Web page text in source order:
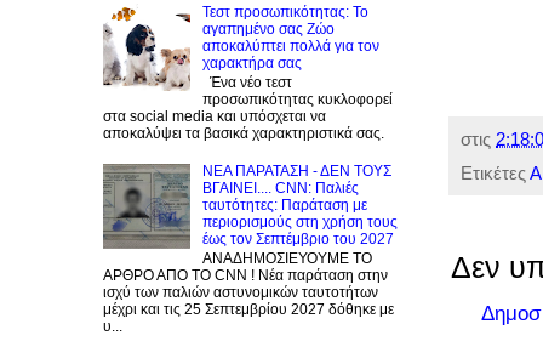
στις
Ετικέτες
Δεν
Τεστ προσωπικότητας: Το
αγαπημένο σας Zώο
αποκαλύπτει πολλά για τον
χαρακτήρα σας
Ένα νέο τεστ
προσωπικότητας κυκλοφορεί
στα social media και υπόσχεται να
αποκαλύψει τα βασικά χαρακτηριστικά σας.
NEA ΠΑΡΑΤΑΣΗ - ΔΕΝ ΤΟΥΣ
ΒΓΑΙΝΕΙ.... CNN: Παλιές
ταυτότητες: Παράταση με
περιορισμούς στη χρήση τους
έως τον Σεπτέμβριο του 2027
ΑΝΑΔΗΜΟΣΙΕΥΟΥΜΕ ΤΟ
ΑΡΘΡΟ ΑΠΟ ΤΟ CNN ! Νέα παράταση στην
ισχύ των παλιών αστυνομικών ταυτοτήτων
μέχρι και τις 25 Σεπτεμβρίου 2027 δόθηκε με
υ...